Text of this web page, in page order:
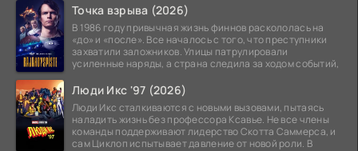
Точка взрыва (2026)
В 1986 году привычная жизнь финнов раскололась на
«до» и «после». Все началось с того, что преступники
захватили заложников. Улицы патрулировали
усиленные наряды, а страна следила за ходом событий,
Люди Икс '97 (2026)
Люди Икс сталкиваются с новыми вызовами, пытаясь
наладить жизнь без профессора Ксавье. Не все члены
команды поддерживают лидерство Скотта Саммерса, и
сам Циклоп испытывает давление от новой роли. В